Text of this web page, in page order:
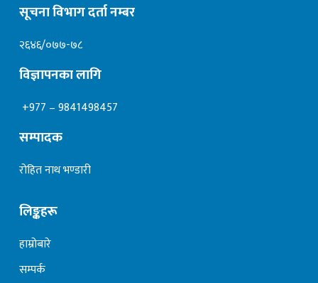
सूचना विभाग दर्ता नम्बर
२६४६/०७७-७८
विज्ञापनका लागि
+977 – 9841498457
सम्पादक
रोहित नाथ भण्डारी
लिङ्कहरू
हाम्रोबारे
सम्पर्क